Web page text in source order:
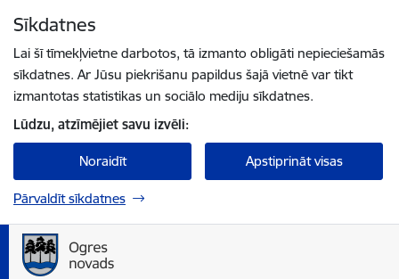
Sīkdatnes
Lai šī tīmekļvietne darbotos, tā izmanto obligāti nepieciešamās
sīkdatnes. Ar Jūsu piekrišanu papildus šajā vietnē var tikt
izmantotas statistikas un sociālo mediju sīkdatnes.
Lūdzu, atzīmējiet savu izvēli:
Noraidīt Apstiprināt visas
Pārvaldīt sīkdatnes